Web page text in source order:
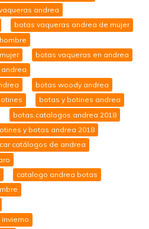
andrea
botas vaqueras andrea de mujer
botas vaqueras en andrea
botas woody andrea
botas y botines andrea
botas.catalogos.andrea 2018
y botas andrea 2018
catálogos de andrea
catalogo andrea botas